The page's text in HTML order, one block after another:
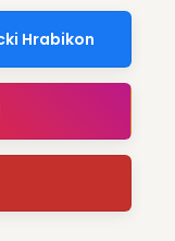
Hrabikon